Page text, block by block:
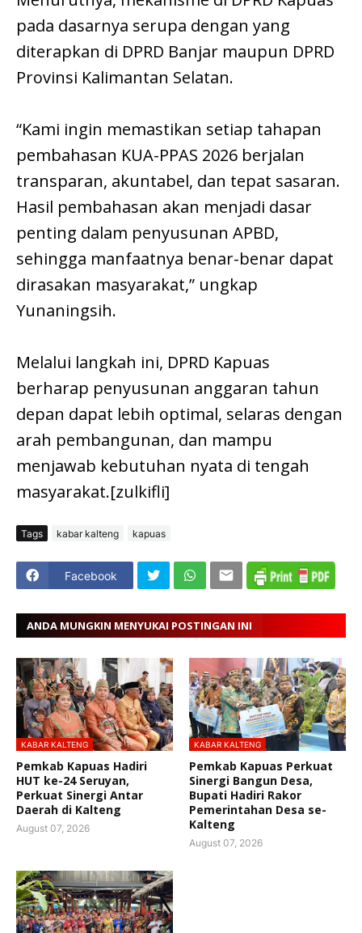
pada dasarnya serupa dengan yang
diterapkan di DPRD Banjar maupun DPRD
Provinsi Kalimantan Selatan.
“Kami ingin memastikan setiap tahapan
pembahasan KUA-PPAS 2026 berjalan
transparan, akuntabel, dan tepat sasaran.
Hasil pembahasan akan menjadi dasar
penting dalam penyusunan APBD,
sehingga manfaatnya benar-benar dapat
dirasakan masyarakat,” ungkap
Yunaningsih.
Melalui langkah ini, DPRD Kapuas
berharap penyusunan anggaran tahun
depan dapat lebih optimal, selaras dengan
arah pembangunan, dan mampu
menjawab kebutuhan nyata di tengah
masyarakat.[zulkifli]
Tags kabar kalteng kapuas
Facebook
ANDA MUNGKIN MENYUKAI POSTINGAN INI
KABAR KALTENG
Pemkab Kapuas Hadiri
HUT ke-24 Seruyan,
Perkuat Sinergi Antar
Daerah di Kalteng
August 07, 2026
KABAR KALTENG
Pemkab Kapuas Perkuat
Sinergi Bangun Desa,
Bupati Hadiri Rakor
Pemerintahan Desa se-
Kalteng
August 07, 2026